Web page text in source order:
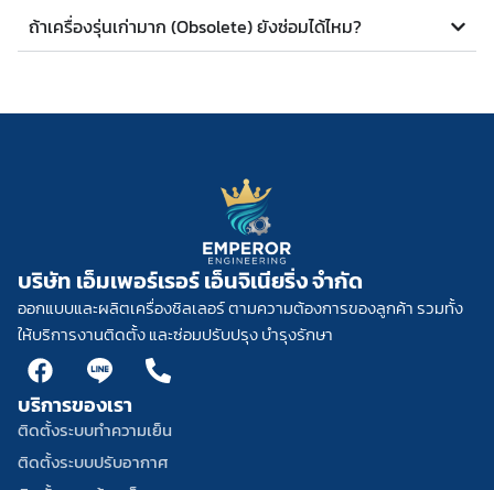
ถ้าเครื่องรุ่นเก่ามาก (Obsolete) ยังซ่อมได้ไหม?
บริษัท เอ็มเพอร์เรอร์ เอ็นจิเนียริ่ง จำกัด
ออกแบบและผลิตเครื่องชิลเลอร์ ตามความต้องการของลูกค้า รวมทั้ง
ให้บริการงานติดตั้ง และซ่อมปรับปรุง บำรุงรักษา
F
a
c
e
b
L
i
n
e
w
h
n
e
บริการของเรา
ติดตั้งระบบทำความเย็น
ติดตั้งระบบปรับอากาศ